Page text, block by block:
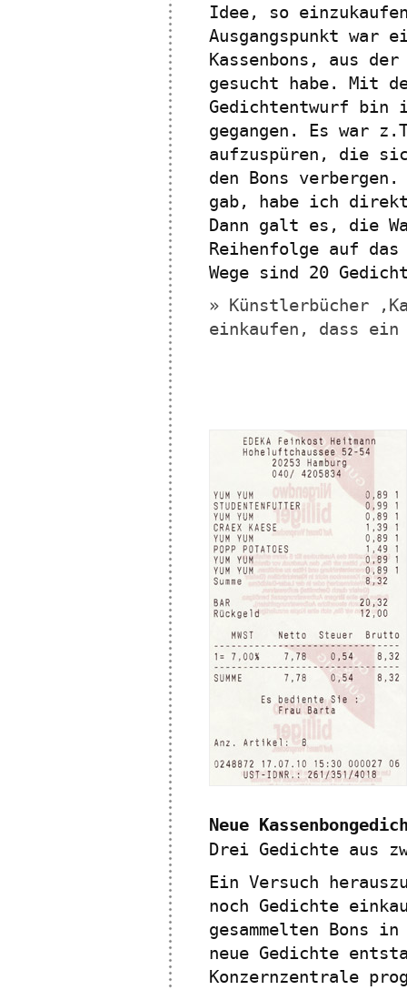
Idee, so
Ausgangspunkt war
Kassenbons, aus
gesucht habe. Mit
Gedichtentwurf bin
gegangen. Es war
aufzuspüren, die
den Bons
gab, habe ich
Dann galt es, die
Reihenfolge auf
Wege sind 20
» Künstlerbücher
einkaufen, dass
Neue
Drei Gedichte aus
Ein Versuch
noch Gedichte
gesammelten Bons
neue Gedichte
Konzernzentrale